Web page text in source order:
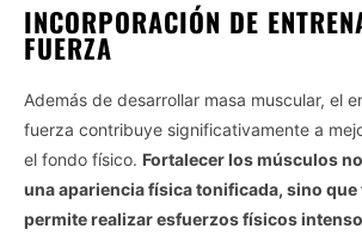
INCORPORACIÓN DE
FUERZA
Además de desarrollar masa muscular, el
fuerza contribuye significativamente a
el fondo físico. Fortalecer los músculos
una apariencia física tonificada, sino que
permite realizar esfuerzos físicos